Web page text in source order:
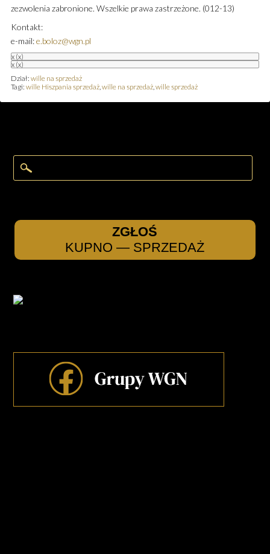
zezwolenia zabronione. Wszelkie prawa zastrzeżone. (012-13)
Kontakt:
e-mail:e.boloz@wgn.pl
x (x)
x (x)
Dział: wille na sprzedaż
Tagi: wille Hiszpania sprzedaż, wille na sprzedaż, wille sprzedaż
ZGŁOŚ
KUPNO — SPRZEDAŻ